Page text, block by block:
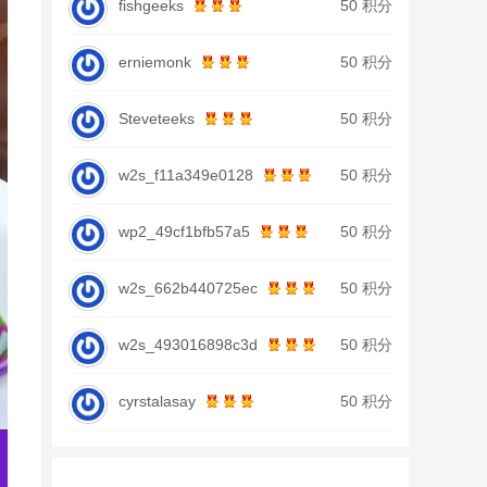
fishgeeks 50 积分
erniemonk 50 积分
Steveteeks 50 积分
w2s_f11a349e0128 50 积分
wp2_49cf1bfb57a5 50 积分
w2s_662b440725ec 50 积分
w2s_493016898c3d 50 积分
cyrstalasay 50 积分